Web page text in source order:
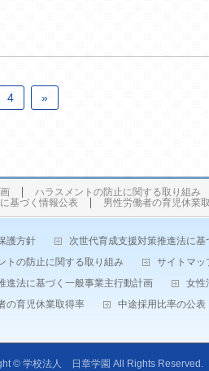
4 »
ハラスメントの防止に関する取り組み
基づく情報公表 男性労働者の育児休業
護方針
次世代育成支援対策推進法に基
トの防止に関する取り組み
サイトマッ
進法に基づく一般事業主行動計画
女性
の育児休業取得率
中途採用比率の公表
© 学校法人 日章学園 All Rights Reserved.